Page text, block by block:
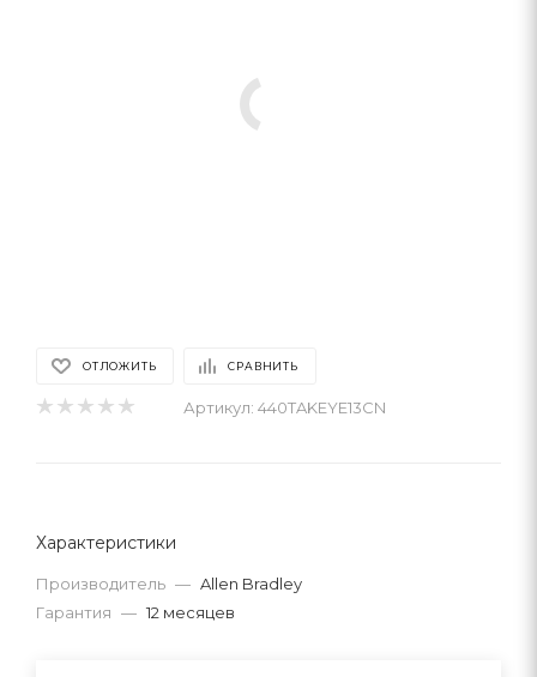
ОТЛОЖИТЬ СРАВНИТЬ
Артикул: 440TAKEYE13CN
Характеристики
Производитель — Allen Bradley
Гарантия — 12 месяцев